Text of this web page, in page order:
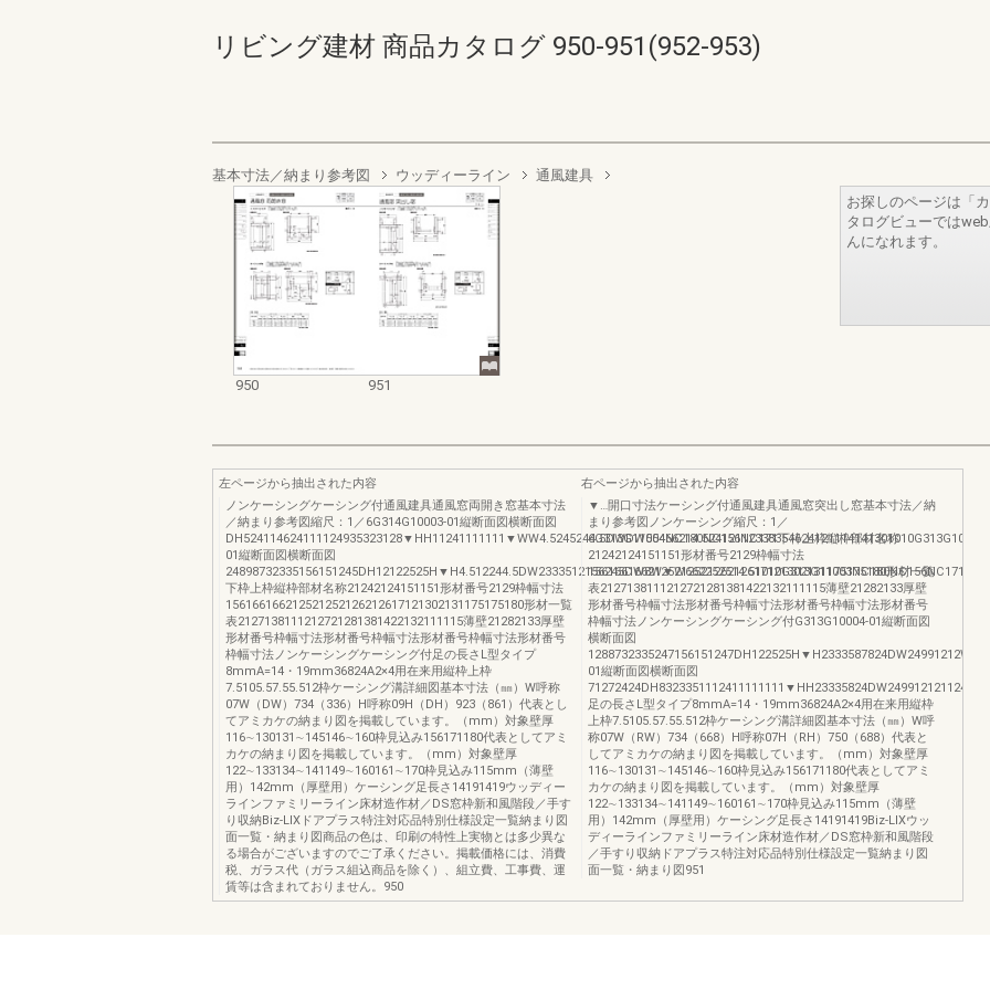
リビング建材 商品カタログ 950-951(952-953)
基本寸法／納まり参考図 ウッディーライン 通風建具
950 951
お探しのページは「
タログビューでは
んになれます。
左ページから抽出された内容
ノンケーシングケーシング付通風建具通風窓両開き窓基本寸法
／納まり参考図縮尺：1／6G314G10003-01縦断面図横断面図
DH524114624111124935323128▼HH11241111111▼WW4.5245244.5DWDW55466214.52412112338354624121114141301010G313G10003-
01縦断面図横断面図
24898732335156151245DH12122525H▼H4.512244.5DW2333512156245DW8W▼W662252514.51010G313G11003NC180NC156NC171
下枠上枠縦枠部材名称21242124151151形材番号2129枠幅寸法
156166166212521252126212617121302131175175180形材一覧
表2127138111212721281381422132111115薄壁21282133厚壁
形材番号枠幅寸法形材番号枠幅寸法形材番号枠幅寸法形材番号
枠幅寸法ノンケーシングケーシング付足の長さL型タイプ
8mmA=14・19mm36824A2×4用在来用縦枠上枠
7.5105.57.55.512枠ケーシング溝詳細図基本寸法（㎜）W呼称
07W（DW）734（336）H呼称09H（DH）923（861）代表とし
てアミカケの納まり図を掲載しています。（mm）対象壁厚
116∼130131∼145146∼160枠見込み156171180代表としてアミ
カケの納まり図を掲載しています。（mm）対象壁厚
122∼133134∼141149∼160161∼170枠見込み115mm（薄壁
用）142mm（厚壁用）ケーシング足長さ14191419ウッディー
ラインファミリーライン床材造作材／DS窓枠新和風階段／手す
り収納Biz-LIXドアプラス特注対応品特別仕様設定一覧納まり図
面一覧・納まり図商品の色は、印刷の特性上実物とは多少異な
る場合がございますのでご了承ください。掲載価格には、消費
税、ガラス代（ガラス組込商品を除く）、組立費、工事費、運
賃等は含まれておりません。950
右ページから抽出された内容
▼…開口寸法ケーシング付通風建具通風窓突出し窓基本寸法／納
まり参考図ノンケーシング縮尺：1／
6G313G11004NC180NC156NC171下枠上枠縦枠部材名称
21242124151151形材番号2129枠幅寸法
156166166212521252126212617121302131175175180形材一覧
表2127138111212721281381422132111115薄壁21282133厚壁
形材番号枠幅寸法形材番号枠幅寸法形材番号枠幅寸法形材番号
枠幅寸法ノンケーシングケーシング付G313G10004-01縦断面図
横断面図
01縦断面図横断面図
足の長さL型タイプ8mmA=14・19mm36824A2×4用在来用縦枠
上枠7.5105.57.55.512枠ケーシング溝詳細図基本寸法（㎜）W呼
称07W（RW）734（668）H呼称07H（RH）750（688）代表と
してアミカケの納まり図を掲載しています。（mm）対象壁厚
116∼130131∼145146∼160枠見込み156171180代表としてアミ
カケの納まり図を掲載しています。（mm）対象壁厚
122∼133134∼141149∼160161∼170枠見込み115mm（薄壁
用）142mm（厚壁用）ケーシング足長さ14191419Biz-LIXウッ
ディーラインファミリーライン床材造作材／DS窓枠新和風階段
／手すり収納ドアプラス特注対応品特別仕様設定一覧納まり図
面一覧・納まり図951